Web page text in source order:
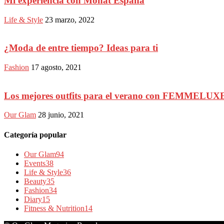
Life & Style 23 marzo, 2022
¿Moda de entre tiempo? Ideas para ti
Fashion 17 agosto, 2021
Los mejores outfits para el verano con
Our Glam 28 junio, 2021
Categoría popular
Our Glam94
Events38
Life & Style36
Beauty35
Fashion34
Diary15
Fitness & Nutrition14